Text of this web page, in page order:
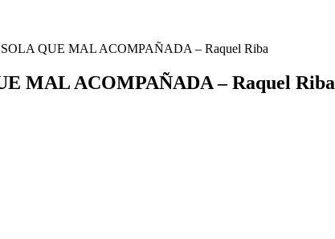
QUE MAL ACOMPAÑADA – Raquel Riba
MAL ACOMPAÑADA – Raquel Riba